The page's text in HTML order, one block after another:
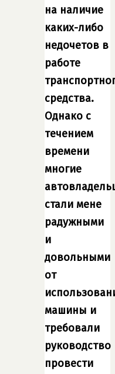
на наличие
каких-либо
недочетов в
работе
средства.
Однако с
течением
времени
многие
стали мене
радужными
и
довольными
от
машины и
требовали
руководство
провести